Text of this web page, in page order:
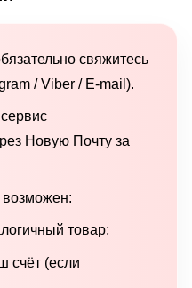
свяжитесь
/ Viber / E-mail).
Новую Почту за
возможен:
товар;
счёт (если